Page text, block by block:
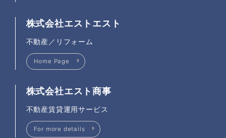
株式会社エストエスト
不動産／リフォーム
Home Page
株式会社エスト商事
不動産賃貸運用サービス
For more details